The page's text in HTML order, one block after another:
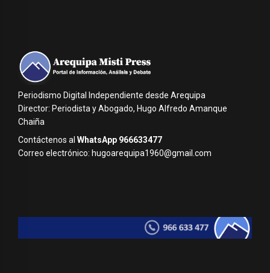
Periodismo Digital Independiente desde Arequipa
Director: Periodista y Abogado, Hugo Alfredo Amanque
Chaiña
Contáctenos al WhatsApp 966633477
Correo electrónico: hugoarequipa1960@gmail.com